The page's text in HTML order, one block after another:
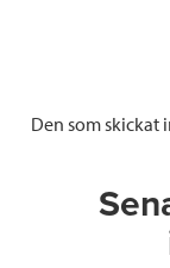
Den som skickat